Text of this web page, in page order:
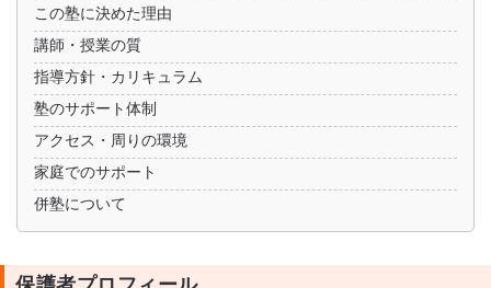
この塾に決めた理由
講師・授業の質
指導方針・カリキュラム
塾のサポート体制
アクセス・周りの環境
家庭でのサポート
併塾について